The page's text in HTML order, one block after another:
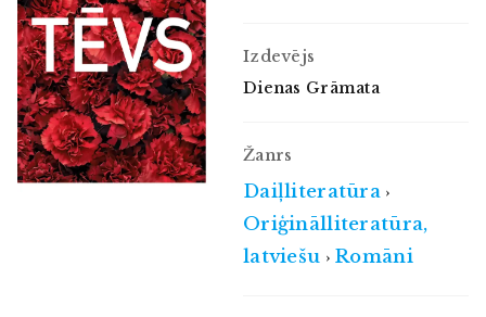
Izdevējs
Dienas Grāmata
Žanrs
Daiļliteratūra ›
Oriģinālliteratūra,
latviešu ›Romāni